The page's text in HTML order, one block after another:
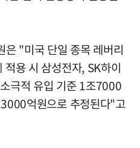
은 "미국 단일 종목 레버리
용 시 삼성전자, SK하이
극적 유입 기준 1조7000
억원으로 추정된다"고